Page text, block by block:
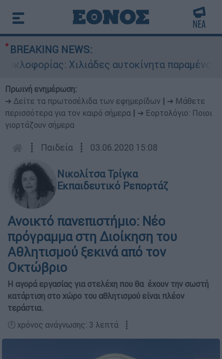
BREAKING NEWS:
Χιλιάδες αυτοκίνητα παραμένουν
Πρωινή ενημέρωση:
➔ Δείτε τα πρωτοσέλιδα των εφημερίδων
➔ Μάθετε
περισσότερα για τον καιρό σήμερα
➔ Εορτολόγιο: Ποιοι
γιορτάζουν σήμερα
┋ Παιδεία ┋ 03.06.2020 15:08
Νικολίτσα Τρίγκα
Εκπαιδευτικό Ρεπορτάζ
Ανοικτό πανεπιστήμιο: Νέο
πρόγραμμα στη Διοίκηση του
Αθλητισμού ξεκινά από τον
Οκτώβριο
Η αγορά εργασίας για στελέχη που θα έχουν την σωστή
κατάρτιση στο χώρο του αθλητισμού είναι πλέον
τεράστια.
🕛 χρόνος ανάγνωσης: 3 λεπτά ┋